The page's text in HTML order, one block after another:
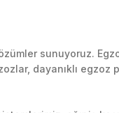
sunuyoruz.
dayanıklı